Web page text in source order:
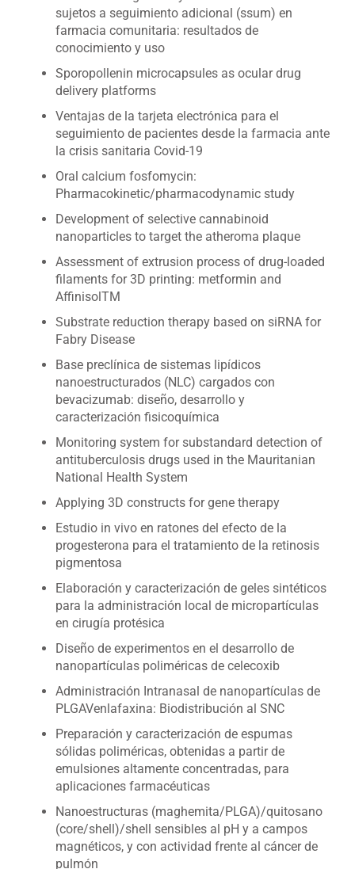
sujetos a seguimiento adicional (ssum) en
farmacia comunitaria: resultados de
conocimiento y uso
Sporopollenin microcapsules as ocular drug
delivery platforms
Ventajas de la tarjeta electrónica para el
seguimiento de pacientes desde la farmacia ante
la crisis sanitaria Covid-19
Oral calcium fosfomycin:
Pharmacokinetic/pharmacodynamic study
Development of selective cannabinoid
nanoparticles to target the atheroma plaque
Assessment of extrusion process of drug-loaded
filaments for 3D printing: metformin and
AffinisolTM
Substrate reduction therapy based on siRNA for
Fabry Disease
Base preclínica de sistemas lipídicos
nanoestructurados (NLC) cargados con
bevacizumab: diseño, desarrollo y
caracterización fisicoquímica
Monitoring system for substandard detection of
antituberculosis drugs used in the Mauritanian
National Health System
Applying 3D constructs for gene therapy
Estudio in vivo en ratones del efecto de la
progesterona para el tratamiento de la retinosis
pigmentosa
Elaboración y caracterización de geles sintéticos
para la administración local de micropartículas
en cirugía protésica
Diseño de experimentos en el desarrollo de
nanopartículas poliméricas de celecoxib
Administración Intranasal de nanopartículas de
PLGAVenlafaxina: Biodistribución al SNC
Preparación y caracterización de espumas
sólidas poliméricas, obtenidas a partir de
emulsiones altamente concentradas, para
aplicaciones farmacéuticas
Nanoestructuras (maghemita/PLGA)/quitosano
(core/shell)/shell sensibles al pH y a campos
magnéticos, y con actividad frente al cáncer de
pulmón